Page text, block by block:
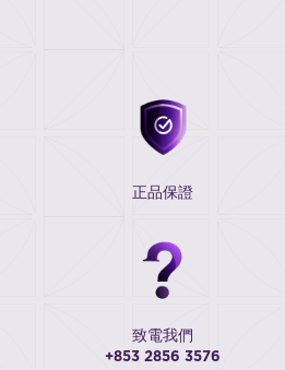
正品保證
致電我們
+853 2856 3576